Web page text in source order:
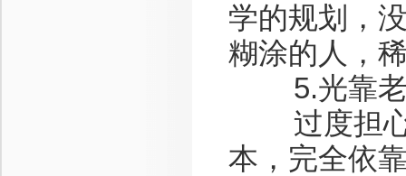
学的规划，
糊涂的人，
5.光靠老
过度担心
本，完全依